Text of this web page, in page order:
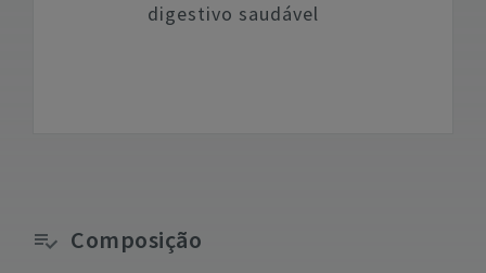
digestivo saudável
Composição